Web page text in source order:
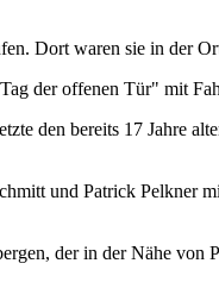
Dort waren sie in der
der offenen Tür" mit
den bereits 17 Jahre
und Patrick Pelkner
der in der Nähe von